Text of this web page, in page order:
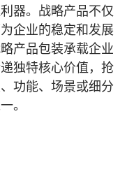
器。战略产品不仅
企业的稳定和发展
产品包装承载企业
独特核心价值，抢
功能、场景或细分
。